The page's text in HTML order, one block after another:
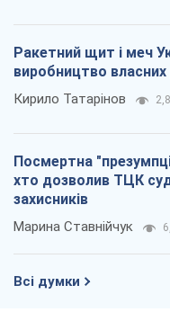
Ракетний щит і меч
виробництво власних
Кирило Татарінов
Посмертна
хто дозволив ТЦК
захисників
Марина Ставнійчук
Всі думки